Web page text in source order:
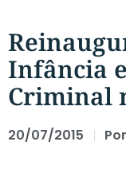
Infância
Criminal
20/07/2015 Por